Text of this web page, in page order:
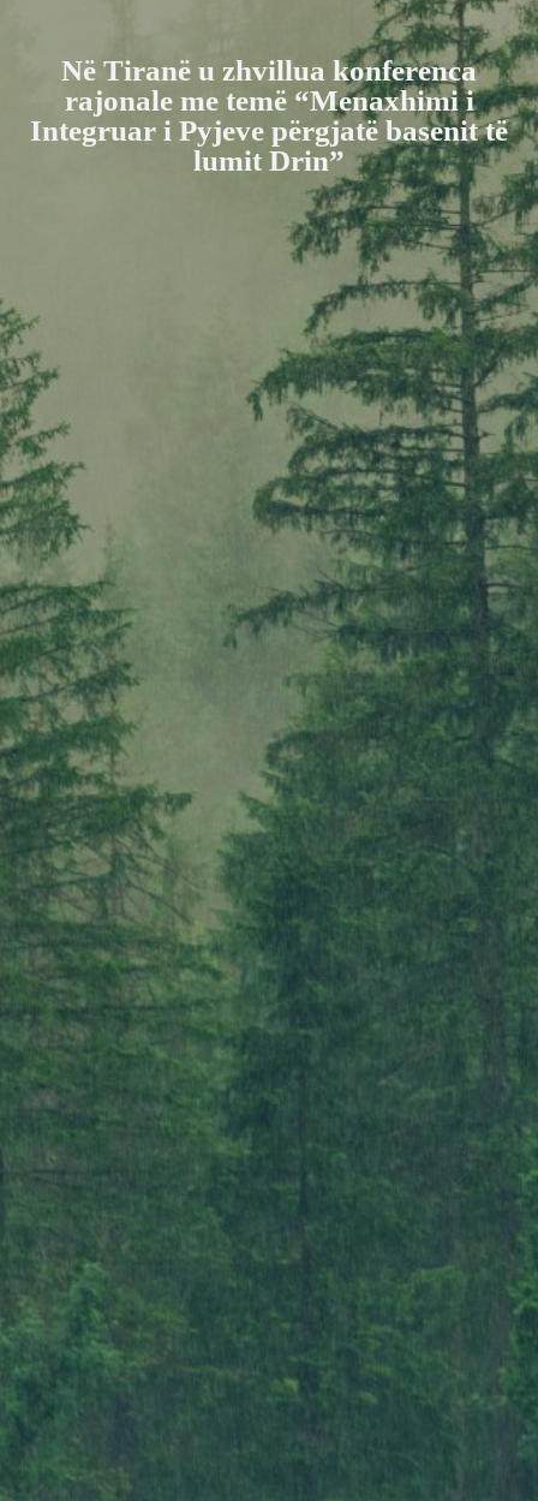
Në Tiranë u zhvillua konferenca
rajonale me temë “Menaxhimi i
Integruar i Pyjeve përgjatë basenit të
lumit Drin”